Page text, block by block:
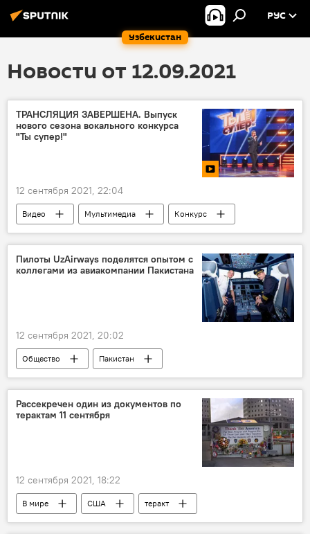
Узбекистан
РУС
Новости от 12.09.2021
ТРАНСЛЯЦИЯ ЗАВЕРШЕНА. Выпуск
нового сезона вокального конкурса
"Ты супер!"
12 сентября 2021, 22:04
Видео Мультимедиа
Конкурс
Ты супер
Пилоты UzAirways поделятся опытом с
коллегами из авиакомпании Пакистана
12 сентября 2021, 20:02
Общество
Пакистан
Авиакомпания Uzbekistan Airways
сотрудничество
пилоты
Рассекречен один из документов по
терактам 11 сентября
12 сентября 2021, 18:22
В мире США
теракт
Джо Байден